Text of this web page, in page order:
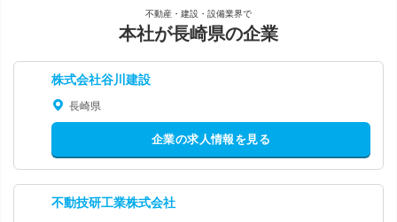
不動産・建設・設備業界で
本社が長崎県の企業
株式会社谷川建設
長崎県
企業の求人情報を見る
不動技研工業株式会社